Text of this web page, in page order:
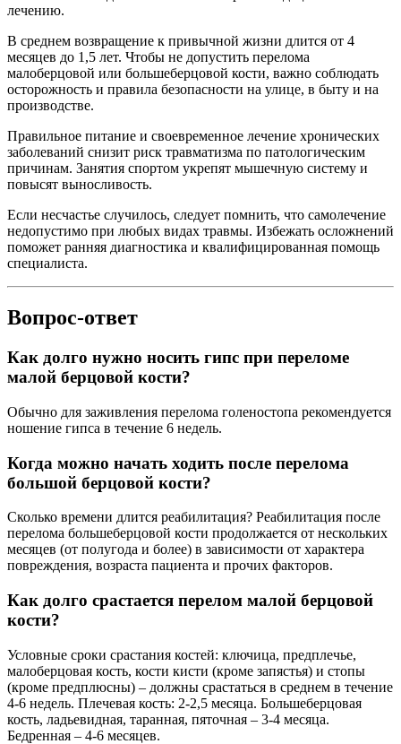
лечению.
В среднем возвращение к привычной жизни длится от 4
месяцев до 1,5 лет. Чтобы не допустить перелома
малоберцовой или большеберцовой кости, важно соблюдать
осторожность и правила безопасности на улице, в быту и на
производстве.
Правильное питание и своевременное лечение хронических
заболеваний снизит риск травматизма по патологическим
причинам. Занятия спортом укрепят мышечную систему и
повысят выносливость.
Если несчастье случилось, следует помнить, что самолечение
недопустимо при любых видах травмы. Избежать осложнений
поможет ранняя диагностика и квалифицированная помощь
специалиста.
Вопрос-ответ
Как долго нужно носить гипс при переломе
малой берцовой кости?
Обычно для заживления перелома голеностопа рекомендуется
ношение гипса в течение 6 недель.
Когда можно начать ходить после перелома
большой берцовой кости?
Сколько времени длится реабилитация? Реабилитация после
перелома большеберцовой кости продолжается от нескольких
месяцев (от полугода и более) в зависимости от характера
повреждения, возраста пациента и прочих факторов.
Как долго срастается перелом малой берцовой
кости?
Условные сроки срастания костей: ключица, предплечье,
малоберцовая кость, кости кисти (кроме запястья) и стопы
(кроме предплюсны) – должны срастаться в среднем в течение
4-6 недель. Плечевая кость: 2-2,5 месяца. Большеберцовая
кость, ладьевидная, таранная, пяточная – 3-4 месяца.
Бедренная – 4-6 месяцев.